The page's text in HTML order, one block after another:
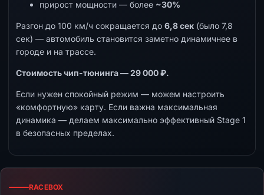
прирост мощности — более ~30%
Разгон до 100 км/ч сокращается до 6,8 сек (было 7,8
сек) — автомобиль становится заметно динамичнее в
городе и на трассе.
Стоимость чип-тюнинга — 29 000 ₽.
Если нужен спокойный режим — можем настроить
«комфортную» карту. Если важна максимальная
динамика — делаем максимально эффективный Stage 1
в безопасных пределах.
RACEBOX